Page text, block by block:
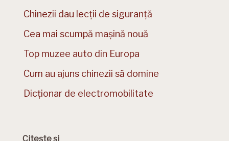
Chinezii dau lecții de siguranță
Cea mai scumpă mașină nouă
Top muzee auto din Europa
Cum au ajuns chinezii să domine
Dicționar de electromobilitate
Citește și